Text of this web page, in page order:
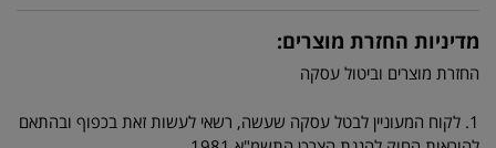
מדיניות החזרת מוצרים:
החזרת מוצרים וביטול עסקה
1. לקוח המעוניין לבטל עסקה שעשה, רשאי לעשות זאת בכפוף ובהתאם